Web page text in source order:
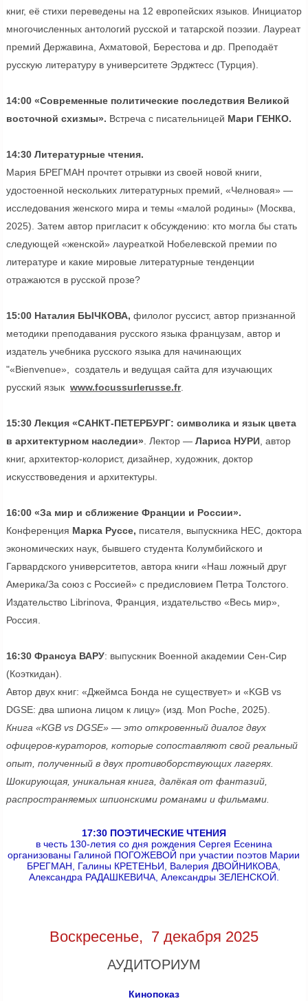
книг, её стихи переведены на 12 европейских языков. Инициатор
многочисленных антологий русской и татарской поэзии. Лауреат
премий Державина, Ахматовой, Берестова и др. Преподаёт
русскую литературу в университете Эрджтесс (Турция).
14:00 «Современные политические последствия Великой
восточной схизмы». Встреча с писательницей Мари ГЕНКО.
14:30 Литературные чтения.
Мария БРЕГМАН прочтет отрывки из своей новой книги,
удостоенной нескольких литературных премий, «Челновая» —
исследования женского мира и темы «малой родины» (Москва,
2025). Затем автор пригласит к обсуждению: кто могла бы стать
следующей «женской» лауреаткой Нобелевской премии по
литературе и какие мировые литературные тенденции
отражаются в русской прозе?
15:00 Наталия БЫЧКОВА, филолог руссист, автор признанной
методики преподавания русского языка французам, автор и
издатель учебника русского языка для начинающих
"«Bienvenue», создатель и ведущая сайта для изучающих
русский язык www.focussurlerusse.fr.
15:30 Лекция «САНКТ-ПЕТЕРБУРГ: символика и язык цвета
в архитектурном наследии» . Лектор — Лариса НУРИ , автор
книг, архитектор-колорист, дизайнер, художник, доктор
искусствоведения и архитектуры.
16:00 «За мир и сближение Франции и России».
Конференция Марка Руссе, писателя, выпускника HEC, доктора
экономических наук, бывшего студента Колумбийского и
Гарвардского университетов, автора книги «Наш ложный друг
Америка/За союз с Россией» с предисловием Петра Толстого.
Издательство Librinova, Франция, издательство «Весь мир»,
Россия.
16:30 Франсуа ВАРУ: выпускник Военной академии Сен-Сир
(Коэткидан).
Автор двух книг: «Джеймса Бонда не существует» и «KGB vs
DGSE: два шпиона лицом к лицу» (изд. Mon Poche, 2025).
Книга «KGB vs DGSE» — это откровенный диалог двух
офицеров-кураторов, которые сопоставляют свой реальный
опыт, полученный в двух противоборствующих лагерях.
Шокирующая, уникальная книга, далёкая от фантазий,
распространяемых шпионскими романами и фильмами.
17:30 ПОЭТИЧЕСКИЕ ЧТЕНИЯ
в честь 130-летия со дня рождения Сергея Есенина
организованы Галиной ПОГОЖЕВОЙ при участии поэтов Марии
БРЕГМАН, Галины КРЕТЕНЬИ, Валерия ДВОЙНИКОВА,
Александра РАДАШКЕВИЧА, Александры ЗЕЛЕНСКОЙ.
Воскресенье, 7 декабря 2025
АУДИТОРИУМ
Кинопоказ